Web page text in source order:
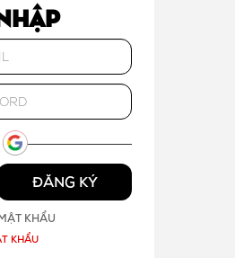
ĐĂNG KÝ
KHẨU
KHẨU